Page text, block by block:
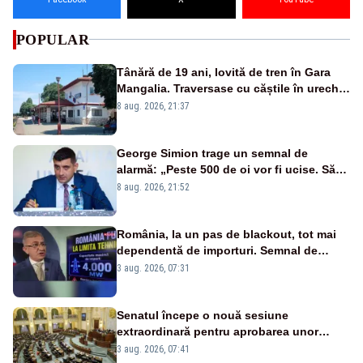
POPULAR
Tânără de 19 ani, lovită de tren în Gara
Mangalia. Traversase cu căștile în urechi
liniile printr-un loc nepermis
8 aug. 2026, 21:37
George Simion trage un semnal de
alarmă: „Peste 500 de oi vor fi ucise. Să
vedem dacă ciobanii vor fi despăgubiți”
8 aug. 2026, 21:52
România, la un pas de blackout, tot mai
dependentă de importuri. Semnal de
alarmă tras de un expert în energie
3 aug. 2026, 07:31
Senatul începe o nouă sesiune
extraordinară pentru aprobarea unor
jaloane din PNRR
3 aug. 2026, 07:41